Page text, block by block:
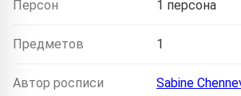
Персон 1 персона
Предметов 1
Автор росписи
Sabine